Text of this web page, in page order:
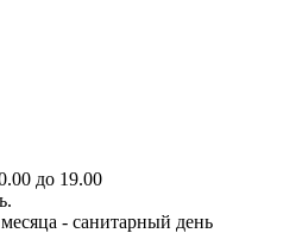
до 19.00
- санитарный день